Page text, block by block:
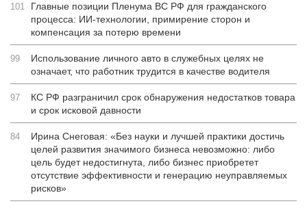
101
Главные позиции Пленума ВС РФ для гражданского
процесса: ИИ-технологии, примирение сторон и
компенсация за потерю времени
99
Использование личного авто в служебных целях не
означает, что работник трудится в качестве водителя
97
КС РФ разграничил срок обнаружения недостатков товара
и срок исковой давности
84
Ирина Снеговая: «Без науки и лучшей практики достичь
целей развития значимого бизнеса невозможно: либо
цель будет недостигнута, либо бизнес приобретет
отсутствие эффективности и генерацию неуправляемых
рисков»